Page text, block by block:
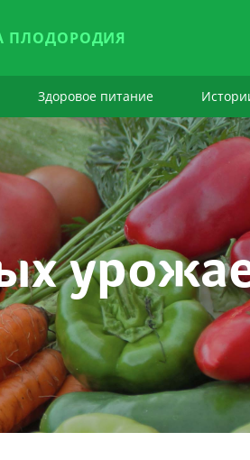
ПЛОДОРОДИЯ
Здоровое питание